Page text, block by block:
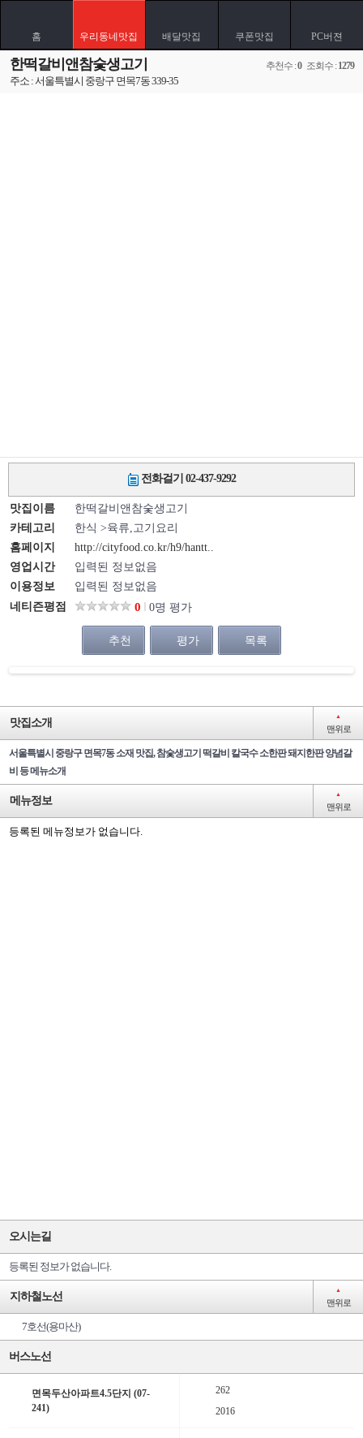
홈 우리동네맛집 배달맛집 쿠폰맛집 PC버젼
한떡갈비앤참숯생고기 추천수 :0조회수 :1279
주소 : 서울특별시 중랑구 면목7동 339-35
전화걸기 02-437-9292
맛집이름
한떡갈비앤참숯생고기
카테고리
한식 >육류,고기요리
홈페이지
http://cityfood.co.kr/h9/hantt..
영업시간
입력된 정보없음
이용정보
입력된 정보없음
네티즌평점
0 0명 평가
추천 평가 목록
맛집소개 ▲
맨위로
서울특별시 중랑구 면목7동 소재 맛집, 참숯생고기 떡갈비 칼국수 소한판 돼지한판 양념갈
비 등 메뉴소개
메뉴정보 ▲
맨위로
등록된 메뉴정보가 없습니다.
오시는길
등록된 정보가 없습니다.
지하철노선 ▲
맨위로
7호선(용마산)
버스노선
면목두산아파트4.5단지 (07-
241)
262
2016